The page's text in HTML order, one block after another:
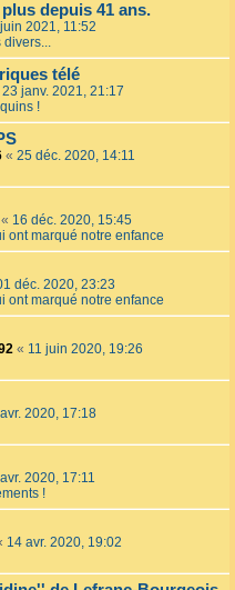
depuis 41 ans.
2021, 11:52
divers...
télé
23 janv. 2021, 21:17
!
« 25 déc. 2020, 14:11
« 16 déc. 2020, 15:45
ont marqué notre enfance
déc. 2020, 23:23
ont marqué notre enfance
« 11 juin 2020, 19:26
2020, 17:18
2020, 17:11
!
14 avr. 2020, 19:02